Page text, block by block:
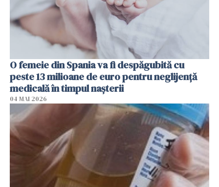
O femeie din Spania va fi despăgubită cu
peste 13 milioane de euro pentru neglijenţă
medicală în timpul naşterii
04 MAI 2026